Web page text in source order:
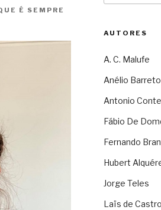
É SEMPRE
AUTORES
A. C. Malufe
Anélio Barreto
Antonio
Fábio De
Fernando
Hubert
Jorge Teles
Laïs de Castro